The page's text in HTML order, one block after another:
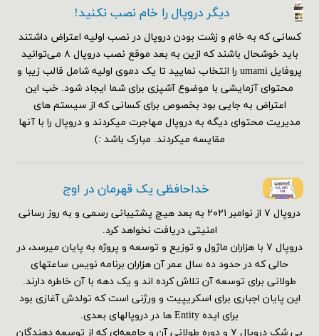
دیگر دروپال را خام نصب نکنید!
کسانی که به خام و زشت بودن دروپال در نصب اولیه اعتراض داشتند
باید خوشحال باشند که ازین به بعد موقع نصب دروپال ۸ می‌توانید
پروفایل umami را انتخاب نمایید تا یک دموی اولیه شامل قالب زیبا و
محتوای آزمایشی با موضوع آشپزی برای شما ایجاد شود. خب این
اعتراض به جایی بود بخصوص برای کسانی که از سیستم های
مدیریت محتوای دیگه به دروپال مهاجرت میکردند و دروپال را با آنها
مقایسه میکردند. مبارک باشد :)
خداحافظی یک قهرمان در اوج
دروپال ۷ از نوامبر ۲۰۲۱ به بعد هیچ پشتیبانی رسمی و به روز رسانی
امنیتی دریافت نخواهد کرد.
دروپال ۷ با هزاران ماژول و توزیع و توسعه و پروژه به پایان میرسد، در
حالی که در حدود ده سال عمر آن هزاران برنامه نویس ساعتهای
طولانی برای توسعه آن تلاش کرده اند و یک دهه با آن خاطره دارند.
این پایان اجباری برای اسکریپیت و ورژنی است که تولدش آغازی بود
برای ایده Entity ها در دروپالهای بعدی.
بی شک دروپال ۷ و دوره طولانی آن و جامعه‌ای که از توسعه دهندگان